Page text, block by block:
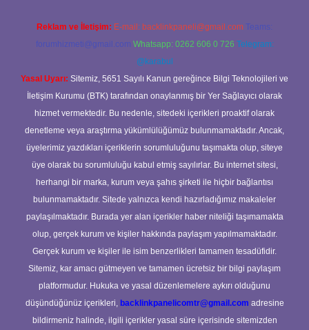
Reklam ve İletişim: E-mail: backlinkpaneli@gmail.com Teams:
forumhizmeti@gmail.com Whatsapp: 0262 606 0 726 Telegram:
@karabul
Yasal Uyarı: Sitemiz, 5651 Sayılı Kanun gereğince Bilgi Teknolojileri ve
İletişim Kurumu (BTK) tarafından onaylanmış bir Yer Sağlayıcı olarak
hizmet vermektedir. Bu nedenle, sitedeki içerikleri proaktif olarak
denetleme veya araştırma yükümlülüğümüz bulunmamaktadır. Ancak,
üyelerimiz yazdıkları içeriklerin sorumluluğunu taşımakta olup, siteye
üye olarak bu sorumluluğu kabul etmiş sayılırlar. Bu internet sitesi,
herhangi bir marka, kurum veya şahıs şirketi ile hiçbir bağlantısı
bulunmamaktadır. Sitede yalnızca kendi hazırladığımız makaleler
paylaşılmaktadır. Burada yer alan içerikler haber niteliği taşımamakta
olup, gerçek kurum ve kişiler hakkında paylaşım yapılmamaktadır.
Gerçek kurum ve kişiler ile isim benzerlikleri tamamen tesadüfidir.
Sitemiz, kar amacı gütmeyen ve tamamen ücretsiz bir bilgi paylaşım
platformudur. Hukuka ve yasal düzenlemelere aykırı olduğunu
düşündüğünüz içerikleri, backlinkpanelicomtr@gmail.com adresine
bildirmeniz halinde, ilgili içerikler yasal süre içerisinde sitemizden